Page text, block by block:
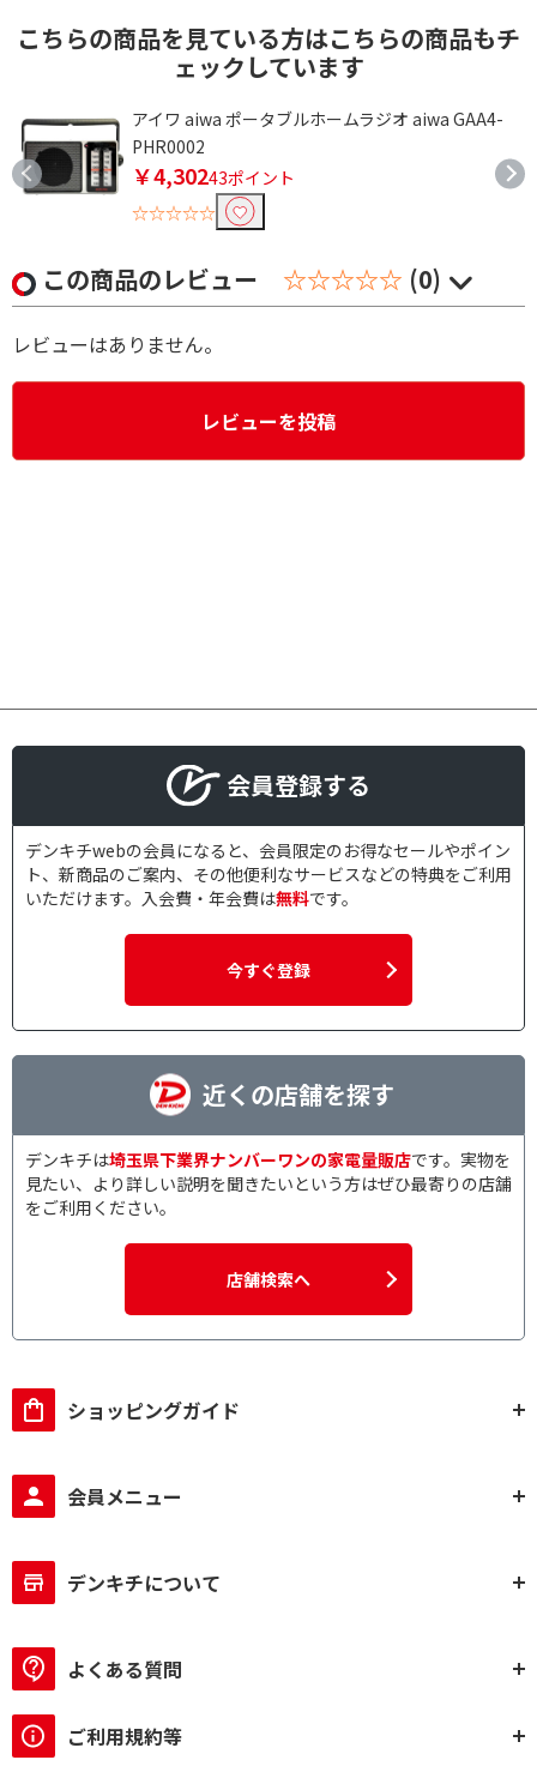
こちらの商品を見ている方はこちらの商品もチ
ェックしています
アイワ aiwa ポータブルホームラジオ aiwa GAA4-
PHR0002
￥4,30243ポイント
☆☆☆☆☆
この商品のレビュー ☆☆☆☆☆ (0)
レビューはありません。
レビューを投稿
会員登録する
デンキチwebの会員になると、会員限定のお得なセールやポイン
ト、新商品のご案内、その他便利なサービスなどの特典をご利用
いただけます。入会費・年会費は無料です。
今すぐ登録
近くの店舗を探す
デンキチは埼玉県下業界ナンバーワンの家電量販店です。実物を
見たい、より詳しい説明を聞きたいという方はぜひ最寄りの店舗
をご利用ください。
店舗検索へ
ショッピングガイド
会員メニュー
デンキチについて
よくある質問
ご利用規約等